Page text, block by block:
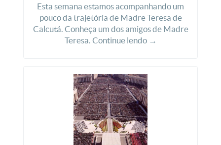
Esta semana estamos acompanhando um
pouco da trajetória de Madre Teresa de
Calcutá. Conheça um dos amigos de Madre
Teresa. Continue lendo →